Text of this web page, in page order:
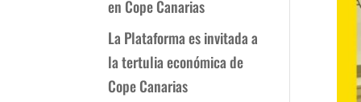
en Cope Canarias
La Plataforma es invitada a
la tertulia económica de
Cope Canarias